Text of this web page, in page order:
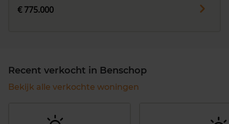
€ 775.000
Recent verkocht in Benschop
Bekijk alle verkochte woningen